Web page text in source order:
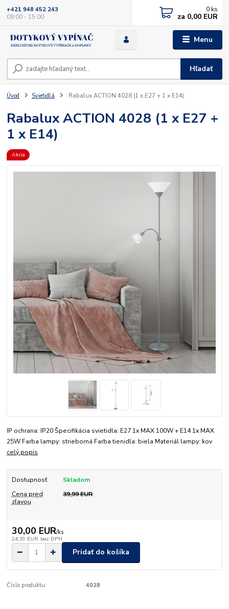
Menu
Hľadať
+421 948 452 243
09:00 - 15:00
0 ks
za 0,00 EUR
Úvod Svietidlá Rabalux ACTION 4028 (1 x E27 + 1 x E14)
Rabalux ACTION 4028 (1 x E27 +
1 x E14)
Akcia
IP ochrana: IP20 Špecifikácia svietidla: E27 1x MAX 100W + E14 1x MAX
25W Farba lampy: strieborná Farba tienidla: biela Materiál lampy: kov
celý popis
Dostupnosť
Skladom
Cena pred
zľavou
39,99 EUR
30,00 EUR/ks
24,39 EUR bez DPH
Pridať do košíka
Číslo produktu: 4028